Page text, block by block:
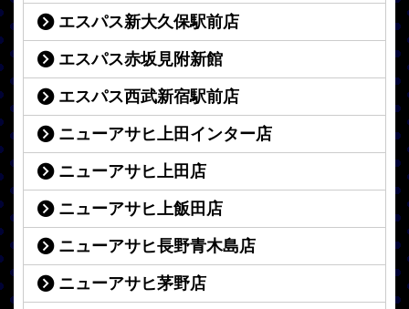
エスパス新大久保駅前店
エスパス赤坂見附新館
エスパス西武新宿駅前店
ニューアサヒ上田インター店
ニューアサヒ上田店
ニューアサヒ上飯田店
ニューアサヒ長野青木島店
ニューアサヒ茅野店